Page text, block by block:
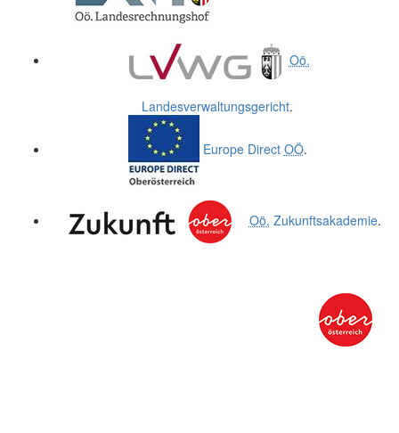
Oö.
Landesverwaltungsgericht.
Europe Direct OÖ.
Oö. Zukunftsakademie.